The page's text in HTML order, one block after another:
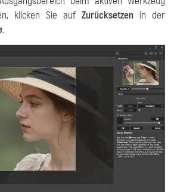
klicken Sie auf Zurücksetzen in der
.